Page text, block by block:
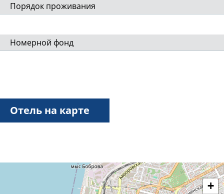
Порядок проживания
Номерной фонд
Отель на карте
+